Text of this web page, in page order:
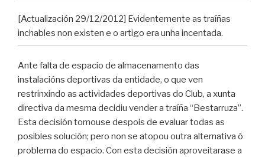
[Actualización 29/12/2012] Evidentemente as traíñas
inchables non existen e o artigo era unha incentada.
Ante falta de espacio de almacenamento das
instalacións deportivas da entidade, o que ven
restrinxindo as actividades deportivas do Club, a xunta
directiva da mesma decidiu vender a traíña “Bestarruza”.
Esta decisión tomouse despois de evaluar todas as
posibles solución; pero non se atopou outra alternativa ó
problema do espacio. Con esta decisión aproveitarase a